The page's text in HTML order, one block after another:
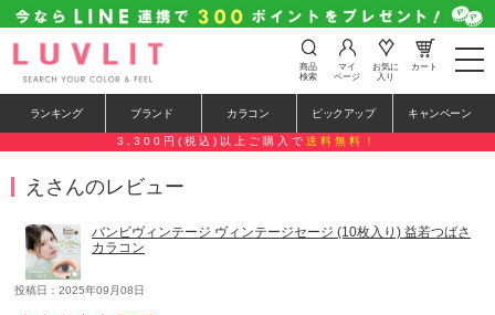
t
o
e
n
a
商品
検索
マイ
ページ
お気に
入り
カート
ランキング ブランド カラコン ピックアップ キャンペーン
3,300円(税込)以上ご購入で 送料無料！
えさんのレビュー
バンビヴィンテージ ヴィンテージセージ (10枚入り) 益若つばさ
カラコン
投稿日：2025年09月08日